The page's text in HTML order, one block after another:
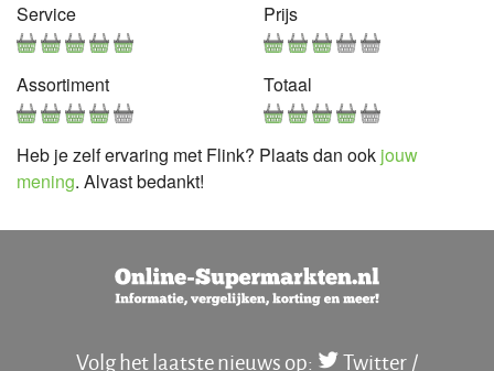
Service Prijs
Assortiment Totaal
Heb je zelf ervaring met Flink? Plaats dan ook jouw
mening. Alvast bedankt!
Volg het laatste nieuws op: Twitter/